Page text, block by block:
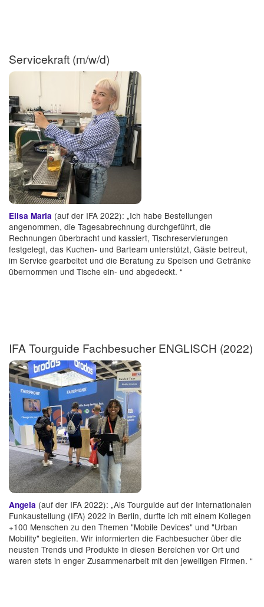
Servicekraft (m/w/d)
Elisa Maria (auf der IFA 2022): „Ich habe Bestellungen
angenommen, die Tagesabrechnung durchgeführt, die
Rechnungen überbracht und kassiert, Tischreservierungen
festgelegt, das Kuchen- und Barteam unterstützt, Gäste betreut,
im Service gearbeitet und die Beratung zu Speisen und Getränke
übernommen und Tische ein- und abgedeckt. “
IFA Tourguide Fachbesucher ENGLISCH (2022)
Angela (auf der IFA 2022): „Als Tourguide auf der Internationalen
Funkaustellung (IFA) 2022 in Berlin, durfte ich mit einem Kollegen
+100 Menschen zu den Themen "Mobile Devices" und "Urban
Mobility" begleiten. Wir informierten die Fachbesucher über die
neusten Trends und Produkte in diesen Bereichen vor Ort und
waren stets in enger Zusammenarbeit mit den jeweiligen Firmen. “